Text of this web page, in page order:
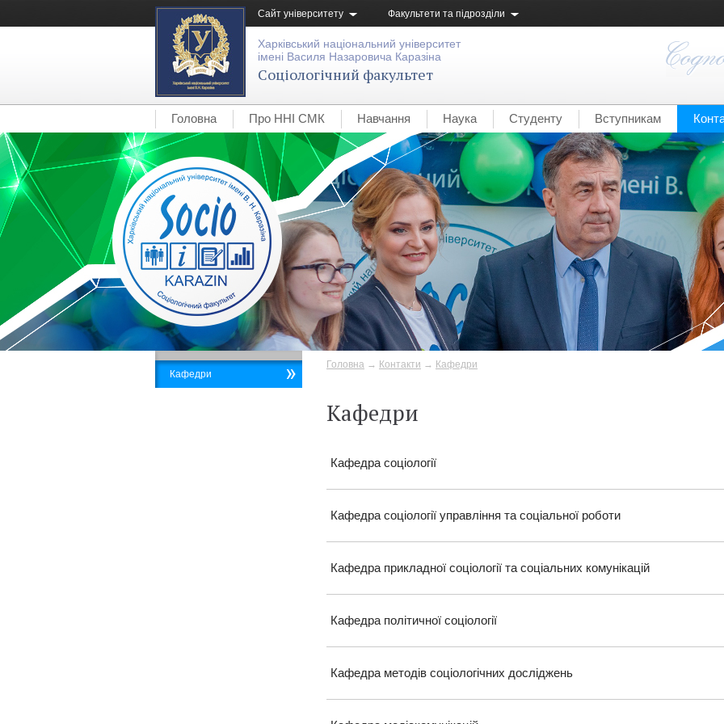
Сайт університету Факультети та підрозділи
Харківський національний університет
імені Василя Назаровича Каразіна
Соціологічний факультет
Головна Про ННІ СМК Навчання Наука Студенту Вступникам
Головна → Контакти → Кафедри
Кафедри
Кафедра соціології
Кафедра соціології управління та соціальної роботи
Кафедра прикладної соціології та соціальних комунікацій
Кафедра політичної соціології
Кафедра методів соціологічних досліджень
Кафедри